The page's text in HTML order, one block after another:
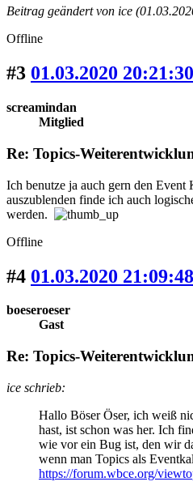
Beitrag geändert von ice
Offline
#3 01.03.2020 20:21:30
screamindan
Mitglied
Re: Topics-
Ich benutze ja auch gern den Event
auszublenden finde ich auch
werden.
Offline
#4 01.03.2020 21:09:48
boeseroeser
Gast
Re: Topics-
ice schrieb:
Hallo Böser Öser, ich weiß
hast, ist schon was her. Ich
wie vor ein Bug ist, den wir
wenn man Topics als
https://forum.wbce.org/